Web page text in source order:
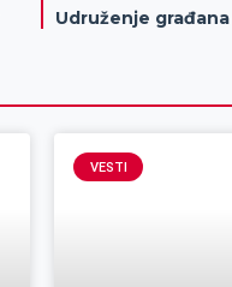
VESTI